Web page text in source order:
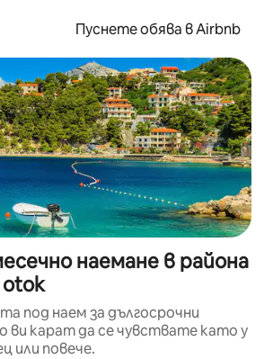
Пуснете обява в Airbnb
наемане в района
otok
под наем за дългосрочни
ви карат да се чувствате като у
или повече.